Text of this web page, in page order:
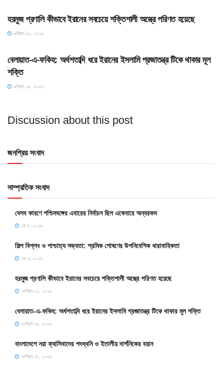
হরমুজ প্রণালি কীভাবে ইরানের সবচেয়ে শক্তিশালী অস্ত্রে পরিণত হয়েছে
এপ্রিল ২০, ২০২৬
বেলায়াত-এ-ফকিহ: অর্ধশতাব্দি ধরে ইরানের ইসলামি প্রজাতন্ত্র টিকে থাকার মূল
শক্তি
এপ্রিল ১৯, ২০২৬
Discussion about this post
জনপ্রিয় সংবাদ
সাম্প্রতিক সংবাদ
যেসব কারণে পশ্চিমবঙ্গের এবারের নির্বাচন ছিল একেবারে অন্যরকম
মে ৪, ২০২৬
শিল্প বিপ্লব ও পাশ্চাত্য সভ্যতা: শ্রমিক শোষণের উপনিবেশিক ধারাবাহিকতা
মে ২, ২০২৬
হরমুজ প্রণালি কীভাবে ইরানের সবচেয়ে শক্তিশালী অস্ত্রে পরিণত হয়েছে
এপ্রিল ২০, ২০২৬
বেলায়াত-এ-ফকিহ: অর্ধশতাব্দি ধরে ইরানের ইসলামি প্রজাতন্ত্র টিকে থাকার মূল শক্তি
এপ্রিল ১৯, ২০২৬
বাংলাদেশে নয়া ফ্যাসিবাদের পদধ্বনি ও ইতালীয় দার্শনিকের বয়ান
এপ্রিল ১৮, ২০২৬